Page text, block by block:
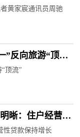
黄家宸通讯员周驰
反向旅游“顶流”
顶流”
晰：住户经营性
性贷款保持增长